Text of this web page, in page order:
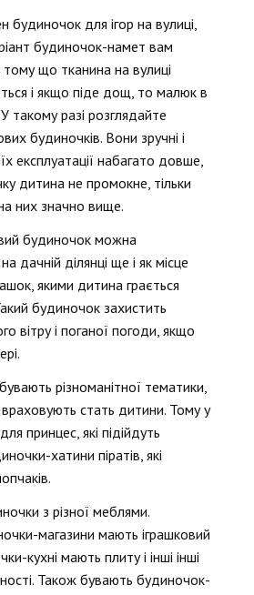
будиночок для ігор на вулиці,
будиночок-намет вам
тому що тканина на вулиці
і якщо піде дощ, то малюк в
такому разі розглядайте
будиночків. Вони зручні і
експлуатації набагато довше,
дитина не промокне, тільки
них значно вище.
будиночок можна
дачній ділянці ще і як місце
якими дитина грається
будиночок захистить
вітру і поганої погоди, якщо
різноманітної тематики,
стать дитини. Тому у
принцес, які підійдуть
хатини піратів, які
з різної меблями.
магазини мають іграшковий
кухні мають плиту і інші інші
Також бувають будиночок-